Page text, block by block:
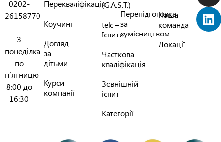
0202-
26158770
З
понеділка
по
п’ятницю
8:00 до
16:30
Перекваліфікація
Коучинг
Догляд
за
дітьми
Курси
компанії
(G.A.S.T.)
telc –
Іспити
Часткова
кваліфікація
Зовнішній
іспит
Категорії
Перепідготовка
за
сумісництвом
Наша
команда
Локації